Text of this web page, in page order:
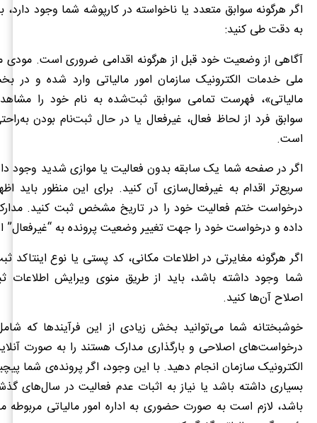
اگر هرگونه سوابق متعدد یا ناخواسته در کارپوشه شما وجود دارد،
به دقت طی کنید:
آگاهی از وضعیت خود قبل از هرگونه اقدامی ضروری است. مودی
ملی خدمات الکترونیک سازمان امور مالیاتی وارد شده و در
مالیاتی»، فهرست تمامی سوابق ثبت‌شده به نام خود را
سوابق فرد از لحاظ فعال، غیرفعال یا در حال ثبت‌نام بودن
است.
اگر در صفحه شما یک سابقه بدون فعالیت یا موازی شدید وجود
سریع‌تر اقدام به غیرفعال‌سازی آن کنید. برای این منظور باید
درخواست ختم فعالیت خود را در تاریخ مشخص ثبت کنید. مدارک
داده و درخواست خود را جهت تغییر وضعیت پرونده به “غیرفعال”
اگر هرگونه مغایرتی در اطلاعات مکانی، کد پستی یا نوع اینتاکد
شما وجود داشته باشد، باید از طریق منوی ویرایش اطلاعات
اصلاح آن‌ها کنید.
خوشبختانه شما می‌توانید بخش زیادی از این فرآیندها که
درخواست‌های اصلاحی و بارگذاری مدارک هستند را به صورت
الکترونیک سازمان انجام دهید. با این وجود، اگر پرونده‌ی شما
بسیاری داشته باشد یا نیاز به اثبات عدم فعالیت در سال‌های
باشد، لازم است به صورت حضوری به اداره امور مالیاتی مربوطه